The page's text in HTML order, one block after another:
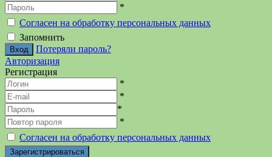
*
Согласен на обработку персональных данных
Запомнить
Потеряли пароль?
Авторизация
Регистрация
*
*
*
*
Согласен на обработку персональных данных